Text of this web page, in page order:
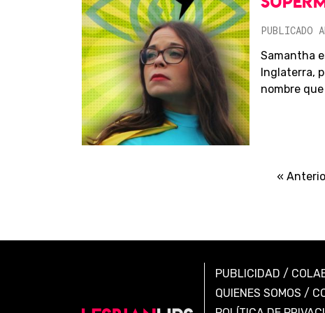
PUBLICADO
Samantha
Inglaterra,
nombre que
«
PUBLICIDAD /
QUIENES SOMOS /